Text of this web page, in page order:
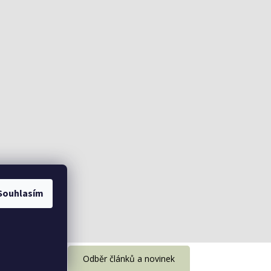
. Všechna práva vyhrazena.
Odběr článků a novinek